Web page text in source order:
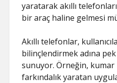
yaratarak akıllı
bir araç haline gelmesi
Akıllı telefonlar,
bilinçlendirmek adına
sunuyor. Örneğin, kumar
farkındalık yaratan